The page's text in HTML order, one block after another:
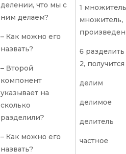
делении, что мы с
ним делаем?
– Как можно его
назвать?
– Второй
компонент
указывает на
сколько
разделили?
– Как можно его
назвать?
1
множитель,
6
2,
делим
делимое
делитель
частное